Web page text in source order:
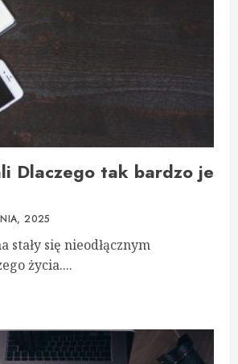
Dlaczego tak bardzo je
2025
stały się nieodłącznym
życia....